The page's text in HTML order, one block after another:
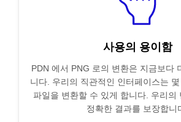
사용의 용이함
PDN 에서 PNG 로의 변환은 지금보다
니다. 우리의 직관적인 인터페이스는
파일을 변환할 수 있게 합니다. 우리의
정확한 결과를 보장합니